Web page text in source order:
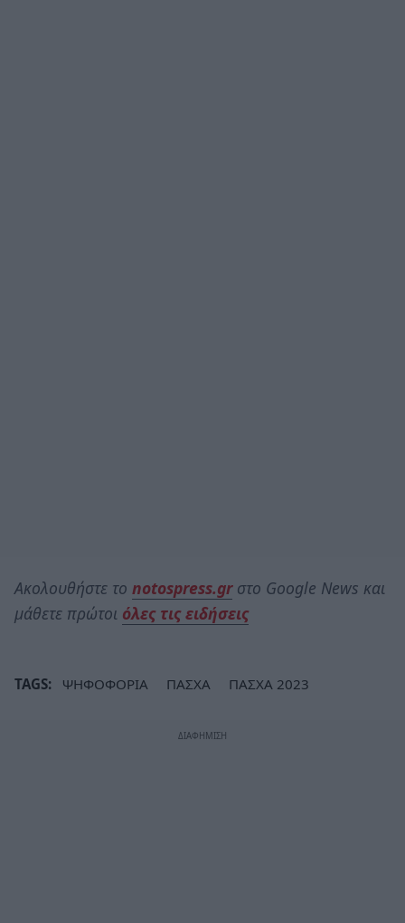
Ακολουθήστε το notospress.grστο Google News και
μάθετε πρώτοι όλες τις ειδήσεις
TAGS: ΨΗΦΟΦΟΡΙΑ ΠΑΣΧΑ ΠΑΣΧΑ 2023